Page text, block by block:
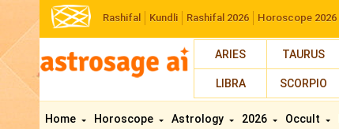
Rashifal Kundli Rashifal 2026 Horoscope 2026
ARIES TAURUS
LIBRA SCORPIO
Home Horoscope Astrology 2026 Occult